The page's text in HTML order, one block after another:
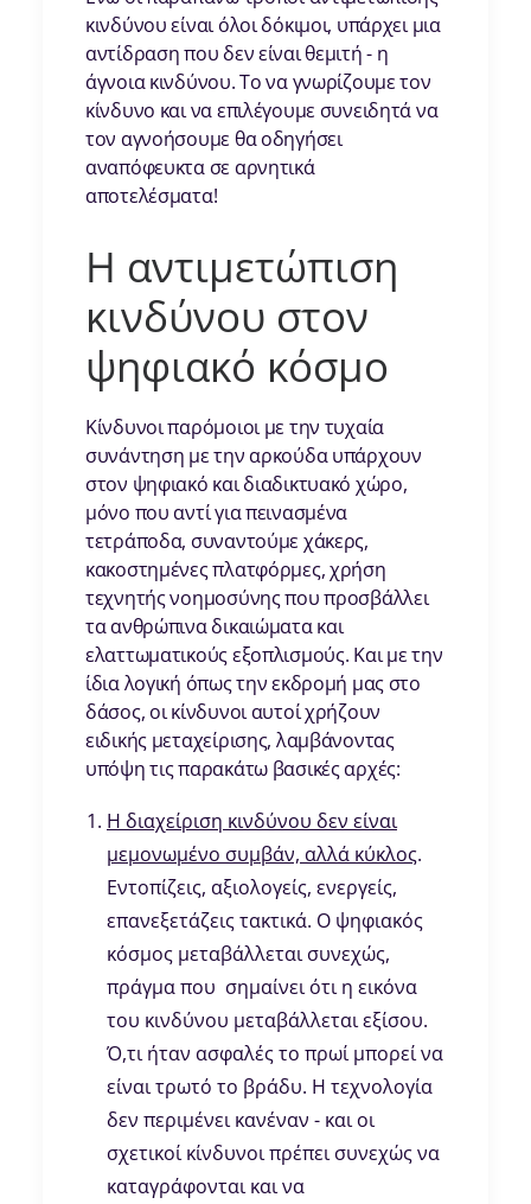
κινδύνου είναι όλοι δόκιμοι, υπάρχει μια
αντίδραση που δεν είναι θεμιτή - η
άγνοια κινδύνου. Το να γνωρίζουμε τον
κίνδυνο και να επιλέγουμε συνειδητά να
τον αγνοήσουμε θα οδηγήσει
αναπόφευκτα σε αρνητικά
αποτελέσματα!
Η αντιμετώπιση
κινδύνου στον
ψηφιακό κόσμο
Κίνδυνοι παρόμοιοι με την τυχαία
συνάντηση με την αρκούδα υπάρχουν
στον ψηφιακό και διαδικτυακό χώρο,
μόνο που αντί για πεινασμένα
τετράποδα, συναντούμε χάκερς,
κακοστημένες πλατφόρμες, χρήση
τεχνητής νοημοσύνης που προσβάλλει
τα ανθρώπινα δικαιώματα και
ελαττωματικούς εξοπλισμούς. Και με την
ίδια λογική όπως την εκδρομή μας στο
δάσος, οι κίνδυνοι αυτοί χρήζουν
ειδικής μεταχείρισης, λαμβάνοντας
υπόψη τις παρακάτω βασικές αρχές:
Η διαχείριση κινδύνου δεν είναι
μεμονωμένο συμβάν, αλλά κύκλος.
Εντοπίζεις, αξιολογείς, ενεργείς,
επανεξετάζεις τακτικά. Ο ψηφιακός
κόσμος μεταβάλλεται συνεχώς,
πράγμα που σημαίνει ότι η εικόνα
του κινδύνου μεταβάλλεται εξίσου.
Ό,τι ήταν ασφαλές το πρωί μπορεί να
είναι τρωτό το βράδυ. Η τεχνολογία
δεν περιμένει κανέναν - και οι
σχετικοί κίνδυνοι πρέπει συνεχώς να
καταγράφονται και να